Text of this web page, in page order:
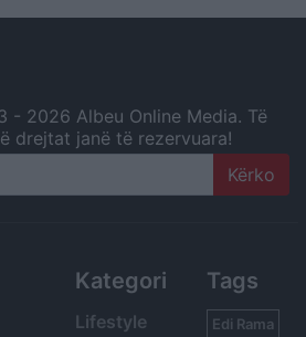
- 2026 Albeu Online Media. Të
drejtat janë të rezervuara!
Kategori
Lifestyle
Tags
Edi Rama